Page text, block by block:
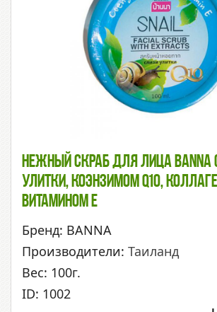
Нежный Скраб Для Лица
Улитки, Коэнзимом Q10,
Витамином Е
Бренд: BANNA
Производители: Таиланд
Вес: 100г.
ID: 1002